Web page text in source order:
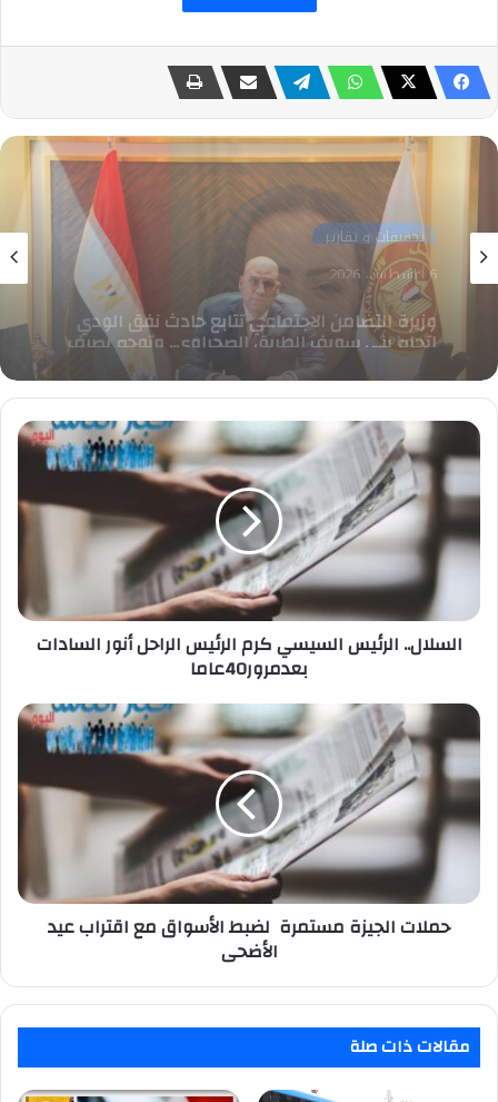
تحقيقات و تقارير
6 أغسطس، 2026
وزير العمل يتابع حادث إنقلاب سيارة تقل عمالًا
بالجيزة
السلال..
الرئيس
السيسي
كرم
الرئيس
الراحل
أنور
السادات
بعدمرور40عاما
السلال.. الرئيس السيسي كرم الرئيس الراحل أنور السادات
بعدمرور40عاما
حملات
الجيزة
مستمرة
لضبط
الأسواق
مع
اقتراب
الأضحى
حملات الجيزة مستمرة لضبط الأسواق مع اقتراب عيد
الأضحى
مقالات ذات صلة